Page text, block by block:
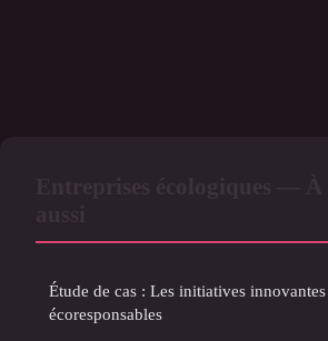
Étude de cas : Les initiatives
écoresponsables